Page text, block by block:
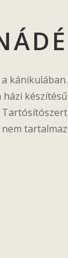
kánikulában.
házi készítésű
Tartósítószert
nem tartalmaz